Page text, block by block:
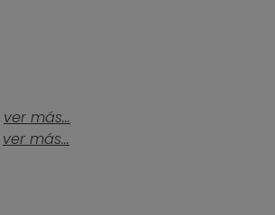
ver más...
ver más...